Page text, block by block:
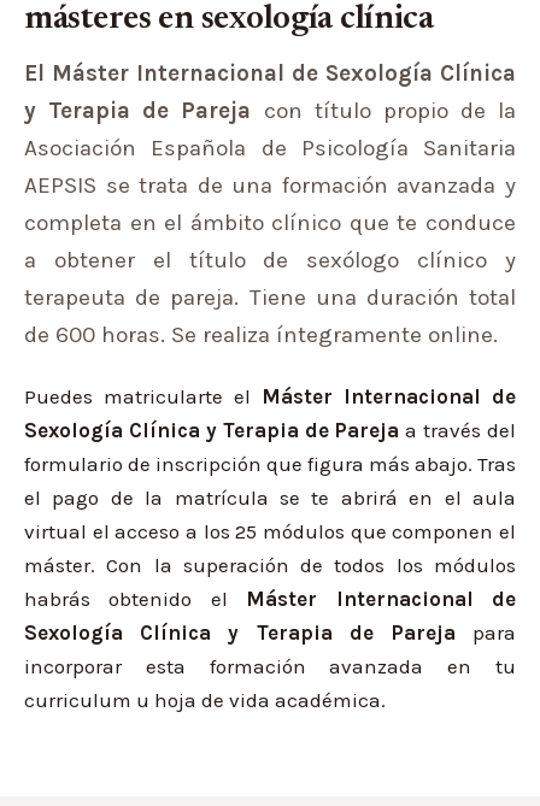
másteres en sexología clínica
El Máster Internacional de Sexología Clínica
y Terapia de Pareja con título propio de la
Asociación Española de Psicología Sanitaria
AEPSIS se trata de una formación avanzada y
completa en el ámbito clínico que te conduce
a obtener el título de sexólogo clínico y
terapeuta de pareja. Tiene una duración total
de 600 horas. Se realiza íntegramente online.
Puedes matricularte el Máster Internacional de
Sexología Clínica y Terapia de Pareja a través del
formulario de inscripción que figura más abajo. Tras
el pago de la matrícula se te abrirá en el aula
virtual el acceso a los 25 módulos que componen el
máster. Con la superación de todos los módulos
habrás obtenido el Máster Internacional de
Sexología Clínica y Terapia de Pareja para
incorporar esta formación avanzada en tu
curriculum u hoja de vida académica.